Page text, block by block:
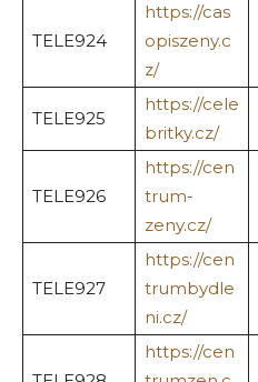
TELE924
https://cas
opiszeny.c
z/
TELE925
https://cele
britky.cz/
TELE926
https://cen
trum-
zeny.cz/
TELE927
https://cen
trumbydle
ni.cz/
https://cen